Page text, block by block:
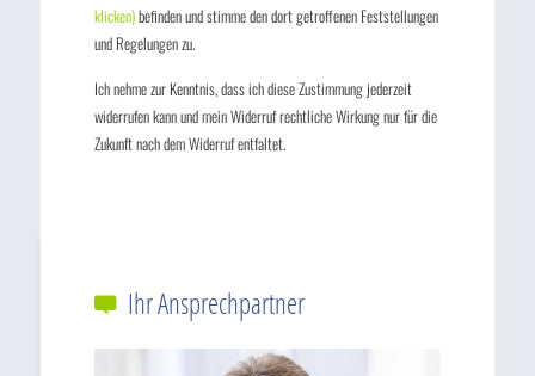
klicken)befinden und stimme den dort getroffenen Feststellungen
und Regelungen zu.
Ich nehme zur Kenntnis, dass ich diese Zustimmung jederzeit
widerrufen kann und mein Widerruf rechtliche Wirkung nur für die
Zukunft nach dem Widerruf entfaltet.
Ihr Ansprechpartner